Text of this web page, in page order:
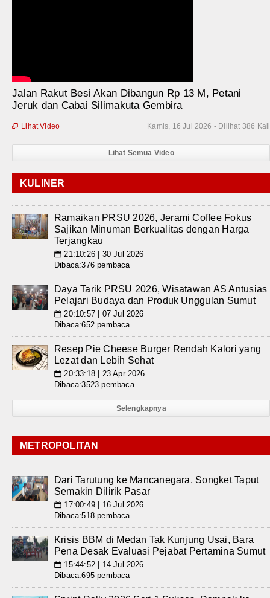
Jalan Rakut Besi Akan Dibangun Rp 13 M, Petani
Jeruk dan Cabai Silimakuta Gembira
Kamis, 16 Jul 2026 - Dilihat 386 Kali
 Lihat Video
Lihat Semua Video
KULINER
Ramaikan PRSU 2026, Jerami Coffee Fokus
Sajikan Minuman Berkualitas dengan Harga
Terjangkau
📅 21:10:26 | 30 Jul 2026
Dibaca:376 pembaca
Daya Tarik PRSU 2026, Wisatawan AS Antusias
Pelajari Budaya dan Produk Unggulan Sumut
📅 20:10:57 | 07 Jul 2026
Dibaca:652 pembaca
Resep Pie Cheese Burger Rendah Kalori yang
Lezat dan Lebih Sehat
📅 20:33:18 | 23 Apr 2026
Dibaca:3523 pembaca
Selengkapnya
METROPOLITAN
Dari Tarutung ke Mancanegara, Songket Taput
Semakin Dilirik Pasar
📅 17:00:49 | 16 Jul 2026
Dibaca:518 pembaca
Krisis BBM di Medan Tak Kunjung Usai, Bara
Pena Desak Evaluasi Pejabat Pertamina Sumut
📅 15:44:52 | 14 Jul 2026
Dibaca:695 pembaca